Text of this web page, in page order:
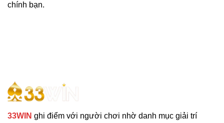
chính bạn.
33WIN ghi điểm với người chơi nhờ danh mục giải trí